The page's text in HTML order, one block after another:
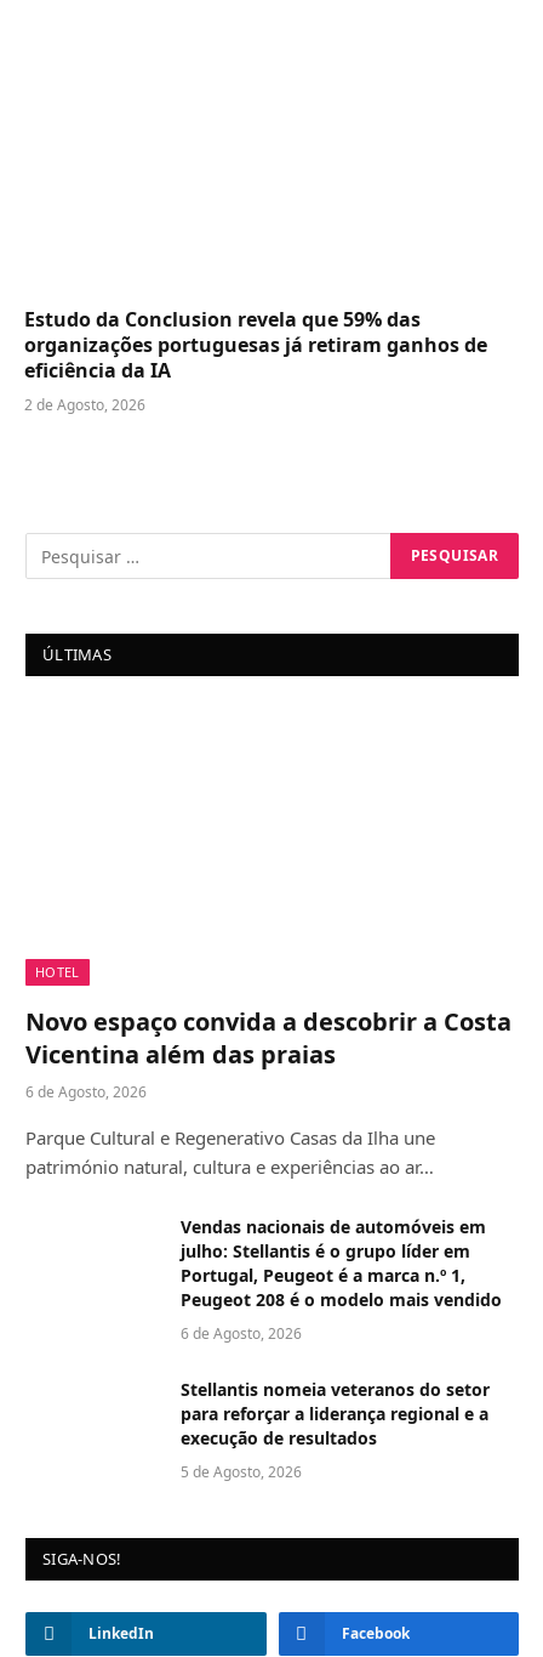
Estudo da Conclusion revela que 59% das
organizações portuguesas já retiram ganhos de
eficiência da IA
2 de Agosto, 2026
ÚLTIMAS
HOTEL
Novo espaço convida a descobrir a Costa
Vicentina além das praias
6 de Agosto, 2026
Parque Cultural e Regenerativo Casas da Ilha une
património natural, cultura e experiências ao ar…
Vendas nacionais de automóveis em
julho: Stellantis é o grupo líder em
Portugal, Peugeot é a marca n.º 1,
Peugeot 208 é o modelo mais vendido
6 de Agosto, 2026
Stellantis nomeia veteranos do setor
para reforçar a liderança regional e a
execução de resultados
5 de Agosto, 2026
SIGA-NOS!
LinkedIn Facebook